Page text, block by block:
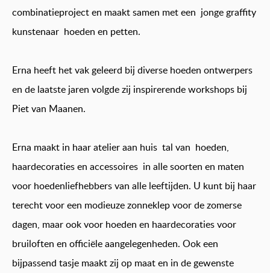
combinatieproject en maakt samen met een jonge graffity
kunstenaar hoeden en petten.
Erna heeft het vak geleerd bij diverse hoeden ontwerpers
en de laatste jaren volgde zij inspirerende workshops bij
Piet van Maanen.
Erna maakt in haar atelier aan huis tal van hoeden,
haardecoraties en accessoires in alle soorten en maten
voor hoedenliefhebbers van alle leeftijden. U kunt bij haar
terecht voor een modieuze zonneklep voor de zomerse
dagen, maar ook voor hoeden en haardecoraties voor
bruiloften en officiële aangelegenheden. Ook een
bijpassend tasje maakt zij op maat en in de gewenste